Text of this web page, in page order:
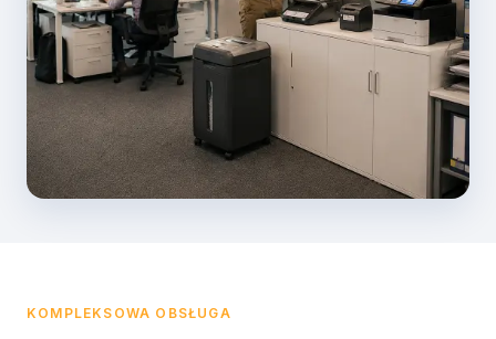
KOMPLEKSOWA OBSŁUGA